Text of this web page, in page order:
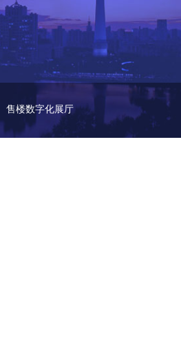
售楼数字化展厅